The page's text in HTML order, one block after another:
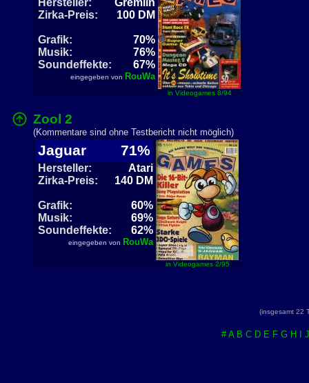
Hersteller:
Gremlin
Zirka-Preis:
100 DM
Grafik:
70%
Musik:
76%
Soundeffekte:
67%
eingegeben von RouWa
in Videogames 8/94
Zool 2
(Kommentare sind ohne Testbericht nicht möglich)
Jaguar 71%
Hersteller:
Atari
Zirka-Preis:
140 DM
Grafik:
60%
Musik:
69%
Soundeffekte:
62%
eingegeben von RouWa
in Videogames 2/95
(insgesamt
# A B C D E F G H J